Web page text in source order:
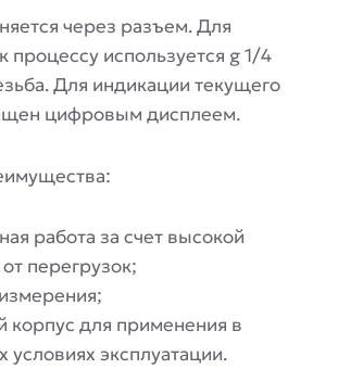
через разъем. Для
процессу используется g 1/4
Для индикации текущего
цифровым дисплеем.
работа за счет высокой
перегрузок;
корпус для применения в
условиях эксплуатации.